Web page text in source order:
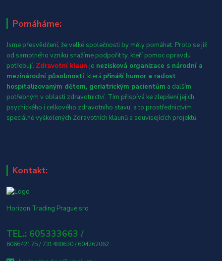
Pomáháme:
Jsme přesvědčení, že velké společnosti by měly pomáhat. Proto se již
od samotného vzniku snažíme podpořit ty, kteří pomoc opravdu
potřebují. Zdravotní klaun je nezisková organizace s národní a
mezinárodní působností, která přináší humor a radost
hospitalizovaným dětem, geriatrickým pacientům a dalším
potřebným v oblasti zdravotnictví. Tím přispívá ke zlepšení jejich
psychického i celkového zdravotního stavu, a to prostřednictvím
speciálně vyškolených Zdravotních klaunů a souvisejících projektů.
Kontakt:
Horizon Trading Prague sro
TEL.: 605333663 /
606642175 / 731488630 / 604262062